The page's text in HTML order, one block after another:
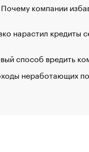
компании
нарастил кредиты
способ вредить
неработающих